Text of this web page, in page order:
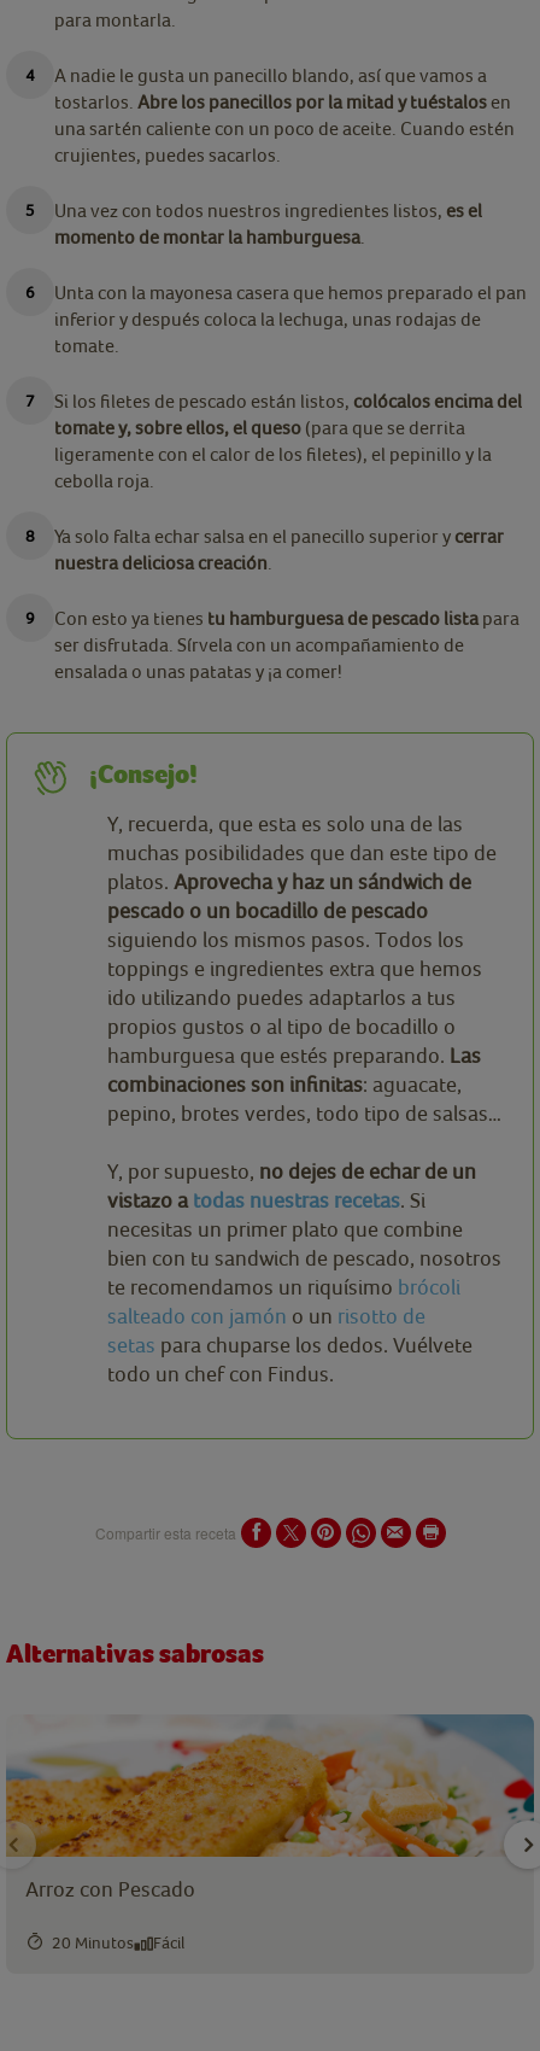
para montarla.
A nadie le gusta un panecillo blando, así que vamos a
tostarlos. Abre los panecillos por la mitad y tuéstalos en
una sartén caliente con un poco de aceite. Cuando estén
crujientes, puedes sacarlos.
Una vez con todos nuestros ingredientes listos, es el
momento de montar la hamburguesa
Unta con la mayonesa casera que hemos preparado el pan
inferior y después coloca la lechuga, unas rodajas de
tomate.
Si los filetes de pescado están listos, colócalos encima del
tomate y, sobre ellos, el queso (para que se derrita
ligeramente con el calor de los filetes), el pepinillo y la
cebolla roja.
Ya solo falta echar salsa en el panecillo superior y cerrar
nuestra deliciosa creación
Con esto ya tienes tu hamburguesa de pescado lista para
ser disfrutada. Sírvela con un acompañamiento de
ensalada o unas patatas y ¡a comer!
¡Consejo!
Y, recuerda, que esta es solo una de las
muchas posibilidades que dan este tipo de
platos. Aprovecha y haz un sándwich de
pescado o un bocadillo de pescado
siguiendo los mismos pasos. Todos los
toppings e ingredientes extra que hemos
ido utilizando puedes adaptarlos a tus
propios gustos o al tipo de bocadillo o
hamburguesa que estés preparando. Las
combinaciones son infinitas: aguacate,
pepino, brotes verdes, todo tipo de salsas…
Y, por supuesto, no dejes de echar de un
vistazo atodas nuestras recetas. Si
necesitas un primer plato que combine
bien con tu sandwich de pescado, nosotros
te recomendamos un riquísimo brócoli
salteado con jamón o un risotto de
setas para chuparse los dedos. Vuélvete
todo un chef con Findus.
Compartir esta receta
Alternativas sabrosas
Arroz con Pescado
20 Minutos Fácil